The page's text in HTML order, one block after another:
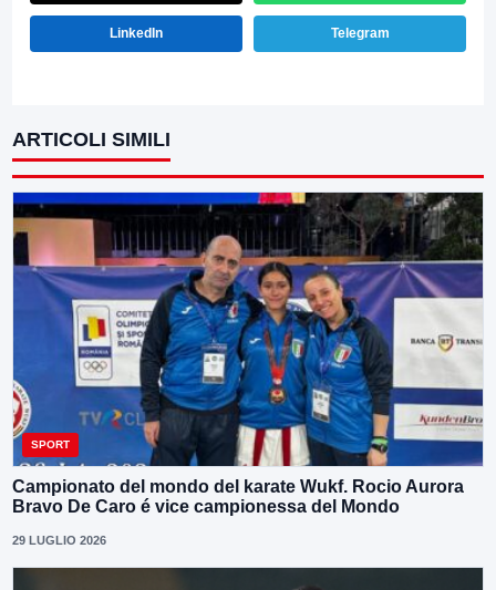
LinkedIn Telegram
ARTICOLI SIMILI
SPORT
Campionato del mondo del karate Wukf. Rocio Aurora
Bravo De Caro é vice campionessa del Mondo
29 LUGLIO 2026